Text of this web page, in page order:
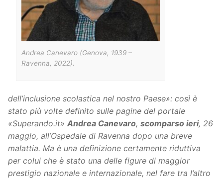
Andrea Canevaro (Genova, 1939 –
Ravenna, 2022).
dell’inclusione scolastica nel nostro Paese»: così è
stato più volte definito sulle pagine del portale
«Superando.it» Andrea Canevaro, scomparso ieri, 26
maggio, all’Ospedale di Ravenna dopo una breve
malattia. Ma è una definizione certamente riduttiva
per colui che è stato una delle figure di maggior
prestigio nazionale e internazionale, nel fare tra l’altro